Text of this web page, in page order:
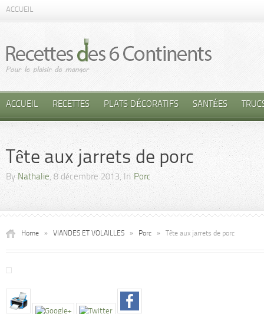
ACCUEIL
ACCUEIL RECETTES PLATS DÉCORATIFS SANTÉES
Tête aux jarrets de porc
By Nathalie, 8 décembre 2013, In Porc
Home » VIANDES ET VOLAILLES » Porc » Tête aux jarrets de porc